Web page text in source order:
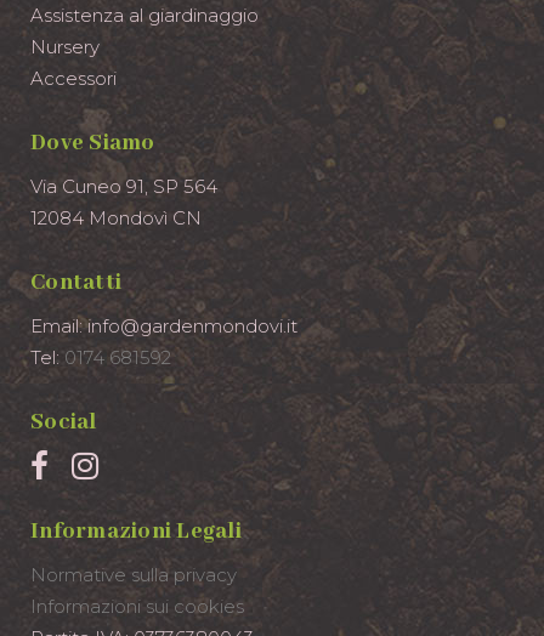
Assistenza al giardinaggio
Nursery
Accessori
Dove Siamo
Via Cuneo 91, SP 564
12084 Mondovì CN
Contatti
Email: info@gardenmondovi.it
Tel: 0174 681592
Social
Informazioni Legali
Normative sulla privacy
Informazioni sui cookies